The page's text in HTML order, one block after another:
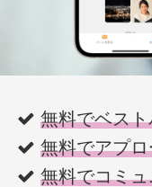
無料でベス
無料でアプ
無料でコミ